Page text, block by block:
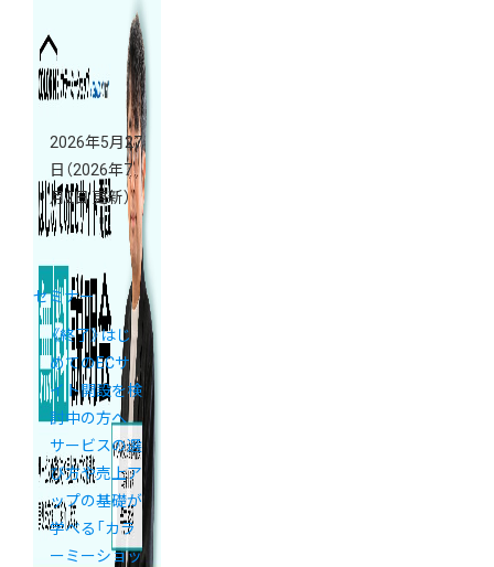
2026年5月27
日 （2026年7
月2日 更新）
セミナー
《終了》はじ
めてのECサ
イト開設を検
討中の方へ
サービスの選
び方や売上ア
ップの基礎が
学べる「カラ
ーミーショッ